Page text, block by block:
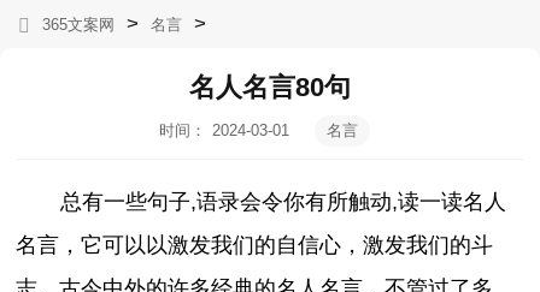
365文案网 > 名言 >
名人名言80句
时间：
2024-03-01
名言
总有一些句子,语录会令你有所触动,读一读名人
名言，它可以以激发我们的自信心，激发我们的斗